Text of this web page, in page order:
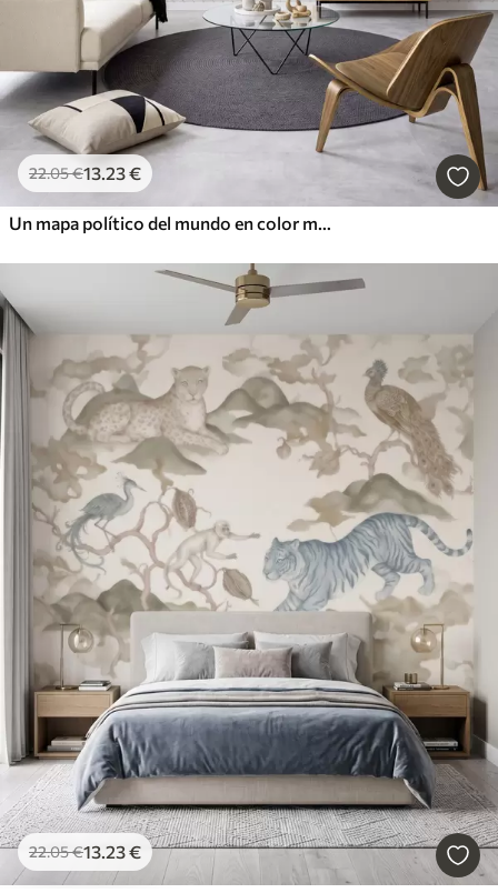
22.05€13 .23€
22.05€13 .23€